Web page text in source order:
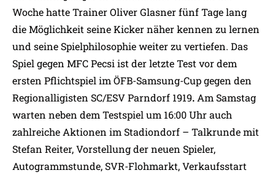
Woche hatte Trainer Oliver Glasner fünf Tage lang
die Möglichkeit seine Kicker näher kennen zu lernen
und seine Spielphilosophie weiter zu vertiefen. Das
Spiel gegen MFC Pecsi ist der letzte Test vor dem
ersten Pflichtspiel im ÖFB-Samsung-Cup gegen den
Regionalligisten SC/ESV Parndorf 1919. Am Samstag
warten neben dem Testspiel um 16:00 Uhr auch
zahlreiche Aktionen im Stadiondorf – Talkrunde mit
Stefan Reiter, Vorstellung der neuen Spieler,
Autogrammstunde, SVR-Flohmarkt, Verkaufsstart